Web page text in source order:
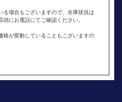
る場合もございますので、在庫状況は
にお電話にてご確認ください。
格が変動していることもございますの